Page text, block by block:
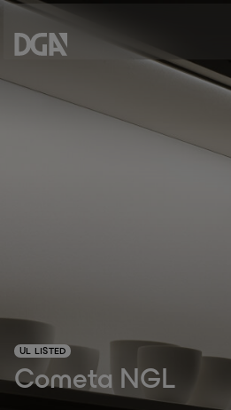
Cometa NGL
UL LISTED